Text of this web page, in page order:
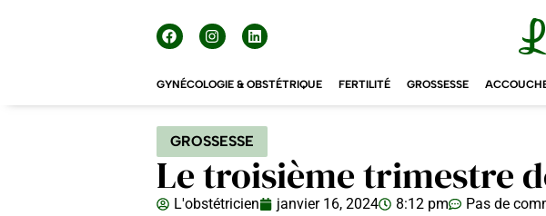
GYNÉCOLOGIE & OBSTÉTRIQUE FERTILITÉ GROSSESSE
GROSSESSE
Le troisième trimestre
L'obstétricien janvier 16, 2024 8:12 pm Pas de